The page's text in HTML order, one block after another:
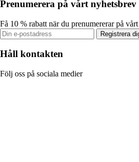
Prenumerera på vårt nyhetsbrev
Få 10 % rabatt när du prenumererar på
Registrera
Håll kontakten
Följ oss på sociala medier